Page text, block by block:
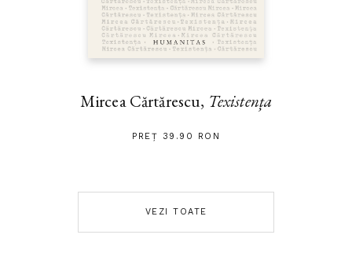
Mircea Cărtărescu, Texistența
PREȚ 39.90 RON
VEZI TOATE